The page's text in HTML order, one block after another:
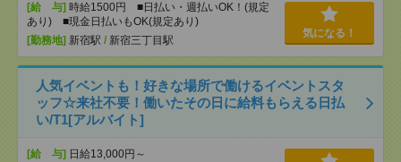
[給 与] 時給1500円 ■日払い・週払いOK！(規定
あり) ■現金日払いもOK(規定あり)
[勤務地] 新宿駅 / 新宿三丁目駅
気になる！
人気イベントも！好きな場所で働けるイベントスタ
ッフ☆来社不要！働いたその日に給料もらえる日払
い/T1[アルバイト]
[給 与] 日給13,000円～